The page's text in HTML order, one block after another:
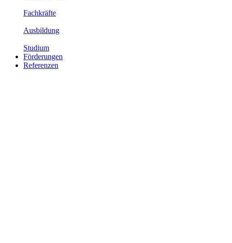
Fachkräfte
Ausbildung
Studium
Förderungen
Referenzen